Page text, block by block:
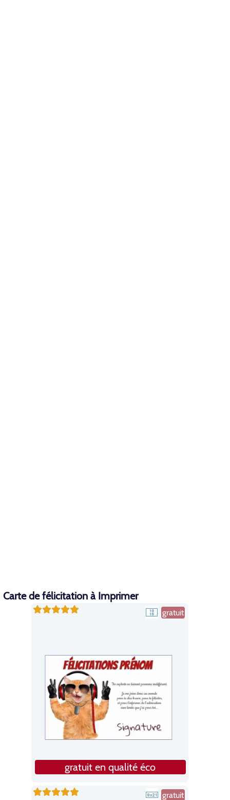
Carte de félicitation à Imprimer
gratuit
gratuit en qualité éco
gratuit